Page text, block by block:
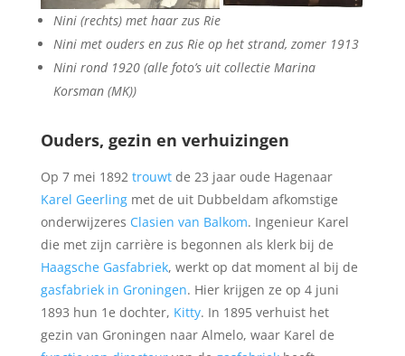
Nini (rechts) met haar zus Rie
Nini met ouders en zus Rie op het strand, zomer 1913
Nini rond 1920 (alle foto’s uit collectie Marina
Korsman (MK))
Ouders, gezin en verhuizingen
Op 7 mei 1892 trouwt de 23 jaar oude Hagenaar
Karel Geerlingmet de uit Dubbeldam afkomstige
onderwijzeres Clasien van Balkom. Ingenieur Karel
die met zijn carrière is begonnen als klerk bij de
Haagsche Gasfabriek, werkt op dat moment al bij de
gasfabriek in Groningen. Hier krijgen ze op 4 juni
1893 hun 1e dochter, Kitty. In 1895 verhuist het
gezin van Groningen naar Almelo, waar Karel de